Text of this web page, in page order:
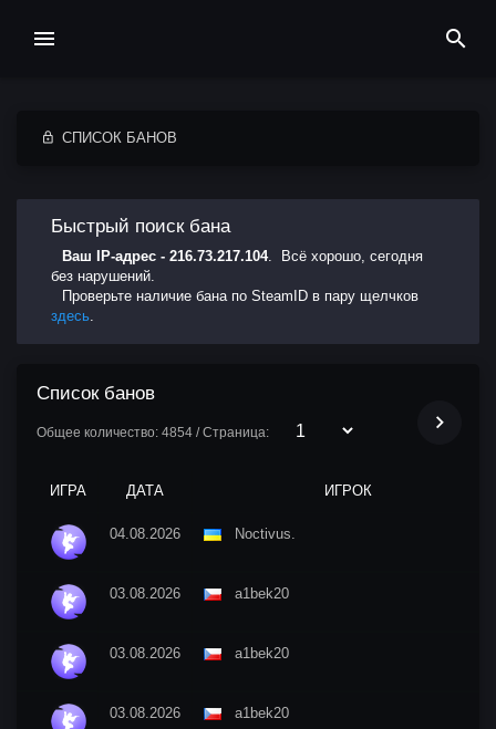
СПИСОК БАНОВ
Быстрый поиск бана
Ваш IP-адрес - 216.73.217.104. Всё хорошо, сегодня
без нарушений.
Проверьте наличие бана по SteamID в пару щелчков
здесь.
Список банов
Общее количество: 4854 / Страница:
ИГРА ДАТА ИГРОК
04.08.2026 Nосtivus.
03.08.2026 a1bek20
03.08.2026 a1bek20
03.08.2026 a1bek20